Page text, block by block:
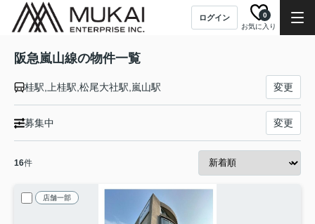
ログイン
お気に入り
0
阪急嵐山線の物件一覧
桂駅,上桂駅,松尾大社駅,嵐山駅 変更
募集中 変更
16件
店舗一部